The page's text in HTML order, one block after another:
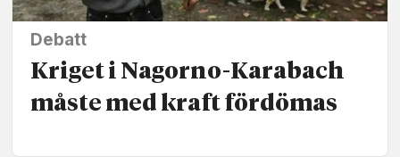
Debatt
Kriget i Nagorno-Karabach
måste med kraft fördömas